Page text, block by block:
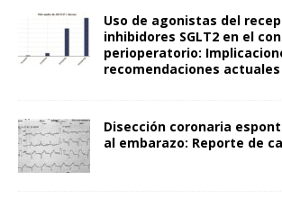
Uso de agonistas del
inhibidores SGLT2 en el
perioperatorio:
recomendaciones actuales
Disección coronaria
al embarazo: Reporte de